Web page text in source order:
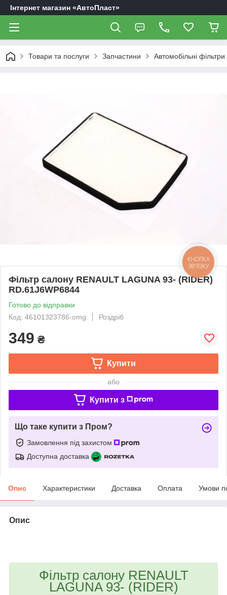
Інтернет магазин «АвтоПласт»
Товари та послуги Запчастини Автомобільні фільтри
Фільтр салону RENAULT LAGUNA 93- (RIDER)
RD.61J6WP6844
Готово до відправки
Код: 46101323786-omg
Роздріб
349 ₴
Купити
або
Купити з
Що таке купити з Пром?
Замовлення під захистом
Доступна доставка
Опис Характеристики Доставка Оплата Умови
Опис
Фільтр салону RENAULT
LAGUNA 93- (RIDER)
КНОПКА
ЗВ'ЯЗКУ